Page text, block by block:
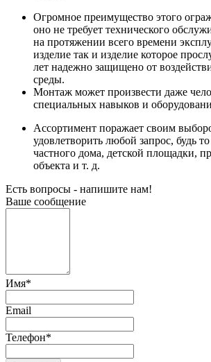
Огромное преимущество этого
оно не требует технического
на протяжении всего времени
изделие так и изделие которое
лет надежно защищено от
среды.
Монтаж может произвести даже
специальных навыков и
Ассортимент поражает своим
удовлетворить любой запрос, будь
частного дома, детской площадки,
объекта и т. д.
Есть вопросы - напишите нам!
Ваше сообщение
Имя*
Email
Телефон*